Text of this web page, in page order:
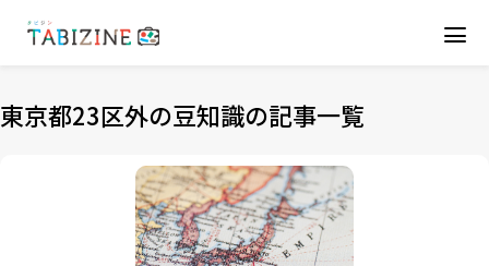
東京都23区外の豆知識の記事一覧